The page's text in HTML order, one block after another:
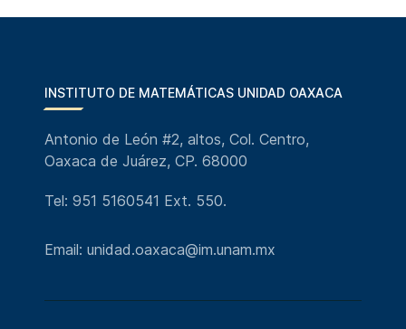
INSTITUTO DE MATEMÁTICAS UNIDAD OAXACA
Antonio de León #2, altos, Col. Centro,
Oaxaca de Juárez, CP. 68000
Tel: 951 5160541 Ext. 550.
Email: unidad.oaxaca@im.unam.mx